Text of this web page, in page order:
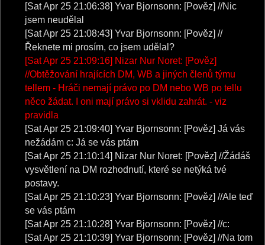
[Sat Apr 25 21:06:38] Yvar Bjornsonn: [Pověz] //Nic
jsem neudělal
[Sat Apr 25 21:08:43] Yvar Bjornsonn: [Pověz] //
Řeknete mi prosím, co jsem udělal?
[Sat Apr 25 21:09:16] Nizar Nur Noret: [Pověz]
//Obtěžování hrajících DM, WB a jiných členů týmu
tellem - Hráči nemají právo po DM nebo WB po tellu
něco žádat. I oni mají právo si vklidu zahrát. - viz
pravidla
[Sat Apr 25 21:09:40] Yvar Bjornsonn: [Pověz] Já vás
nežádám c: Já se vás ptám
[Sat Apr 25 21:10:14] Nizar Nur Noret: [Pověz] //Žádáš
vysvětlení na DM rozhodnutí, které se netýká tvé
postavy.
[Sat Apr 25 21:10:23] Yvar Bjornsonn: [Pověz] //Ale teď
se vás ptám
[Sat Apr 25 21:10:28] Yvar Bjornsonn: [Pověz] //c:
[Sat Apr 25 21:10:39] Yvar Bjornsonn: [Pověz] //Na tom